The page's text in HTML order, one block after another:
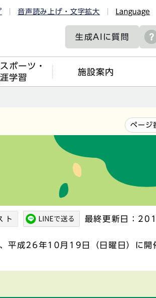
音声読み上げ・文字拡大 Language
生成AIに質問
ポーツ・
学習
施設案内
ページ
最終更新日：
平成26年10月19日（日曜日）に開